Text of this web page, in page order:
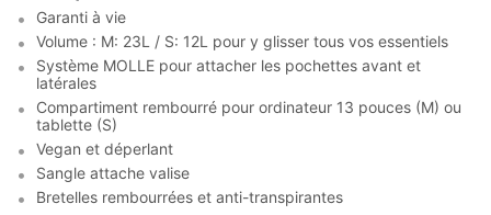
Garanti à vie
Volume : M: 23L / S: 12L pour y glisser tous vos essentiels
Système MOLLE pour attacher les pochettes avant et
latérales
Compartiment rembourré pour ordinateur 13 pouces (M) ou
tablette (S)
Vegan et déperlant
Sangle attache valise
Bretelles rembourrées et anti-transpirantes